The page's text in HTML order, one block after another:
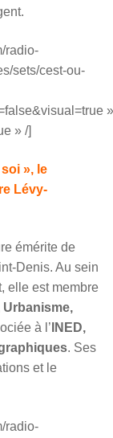
radio-
sets/cest-ou-
»
» /]
», le
Lévy-
émérite de
Denis. Au sein
elle est membre
Urbanisme,
à l’ INED,
. Ses
et le
radio-